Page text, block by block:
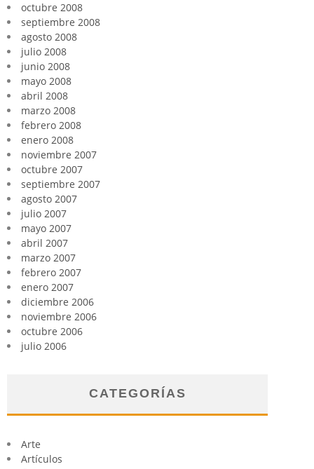
octubre 2008
septiembre 2008
agosto 2008
julio 2008
junio 2008
mayo 2008
abril 2008
marzo 2008
febrero 2008
enero 2008
noviembre 2007
octubre 2007
septiembre 2007
agosto 2007
julio 2007
mayo 2007
abril 2007
marzo 2007
febrero 2007
enero 2007
diciembre 2006
noviembre 2006
octubre 2006
julio 2006
CATEGORÍAS
Arte
Artículos